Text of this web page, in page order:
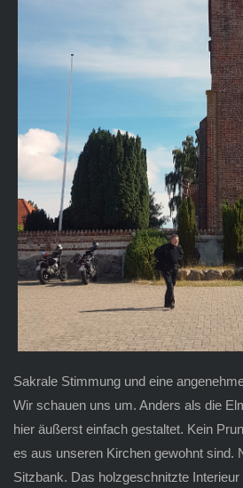
Sakrale Stimmung und eine
Wir schauen uns um. Anders als die
hier äußerst einfach gestaltet. Kein
es aus unseren Kirchen gewohnt sind.
Sitzbank. Das holzgeschnitzte